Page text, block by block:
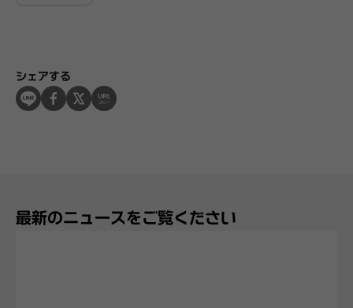
シェアする
最新のニュースをご覧ください